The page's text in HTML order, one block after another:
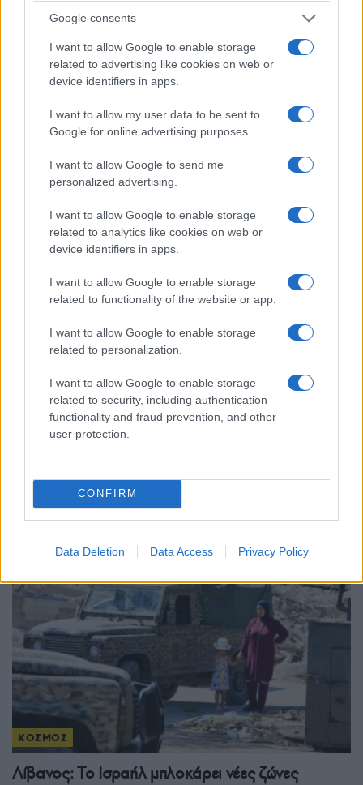
Google consents
I want to allow Google to enable storage
related to advertising like cookies on web or
device identifiers in apps.
I want to allow my user data to be sent to
Google for online advertising purposes.
I want to allow Google to send me
personalized advertising.
I want to allow Google to enable storage
related to analytics like cookies on web or
device identifiers in apps.
I want to allow Google to enable storage
related to functionality of the website or app.
I want to allow Google to enable storage
related to personalization.
I want to allow Google to enable storage
related to security, including authentication
functionality and fraud prevention, and other
user protection.
CONFIRM
Data Deletion Data Access Privacy Policy
ΚΟΣΜΟΣ
Ταϊλάνδη: Νεκροί και τραυματίες από
πυροβολισμούς σε λύκειο
7/08/2026 - 9:32πμ
Υεμένη: Οι Χούθι ξανανοίγουν το μέτωπο – 58
νεκροί στη φονικότερη επίθεση από το 2022
ΚΟΣΜΟΣ
Λίβανος: Το Ισραήλ μπλοκάρει νέες ζώνες